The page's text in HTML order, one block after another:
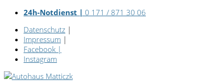
24h-Notdienst | 0 171 / 871 30 06
Datenschutz |
Impressum |
Facebook |
Instagram